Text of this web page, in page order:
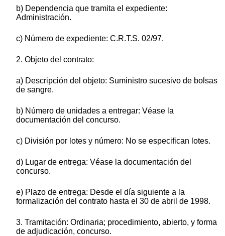
b) Dependencia que tramita el expediente:
Administración.
c) Número de expediente: C.R.T.S. 02/97.
2. Objeto del contrato:
a) Descripción del objeto: Suministro sucesivo de bolsas
de sangre.
b) Número de unidades a entregar: Véase la
documentación del concurso.
c) División por lotes y número: No se especifican lotes.
d) Lugar de entrega: Véase la documentación del
concurso.
e) Plazo de entrega: Desde el día siguiente a la
formalización del contrato hasta el 30 de abril de 1998.
3. Tramitación: Ordinaria; procedimiento, abierto, y forma
de adjudicación, concurso.